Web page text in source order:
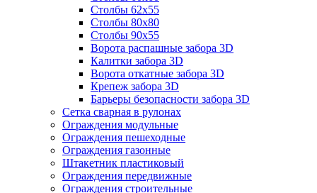
Столбы 62х55
Столбы 80х80
Столбы 90х55
Ворота распашные забора 3D
Калитки забора 3D
Ворота откатные забора 3D
Крепеж забора 3D
Барьеры безопасности забора 3D
Сетка сварная в рулонах
Ограждения модульные
Ограждения пешеходные
Ограждения газонные
Штакетник пластиковый
Ограждения передвижные
Ограждения строительные